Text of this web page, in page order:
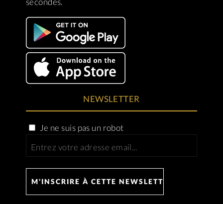
NEWSLETTER
Je ne suis pas un robot